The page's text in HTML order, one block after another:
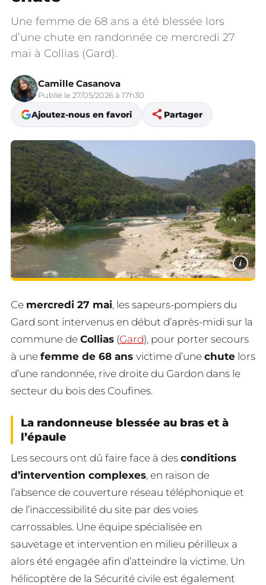
Une femme de 68 ans a été blessée lors
d’une chute en randonnée ce mercredi 27
mai à Collias (Gard).
Camille Casanova
Publié le 27/05/2026 à 17h30
Ajoutez-nous en favori share Partager
i
Ce mercredi 27 mai, les sapeurs-pompiers du
Gard sont intervenus en début d’après-midi sur la
commune de Collias (Gard), pour porter secours
à une femme de 68 ans victime d’une chute lors
d’une randonnée, rive droite du Gardon dans le
secteur du bois des Coufines.
La randonneuse blessée au bras et à
l’épaule
Les secours ont dû faire face à des conditions
d’intervention complexes, en raison de
l’absence de couverture réseau téléphonique et
de l’inaccessibilité du site par des voies
carrossables. Une équipe spécialisée en
sauvetage et intervention en milieu périlleux a
alors été engagée afin d’atteindre la victime. Un
hélicoptère de la Sécurité civile est également